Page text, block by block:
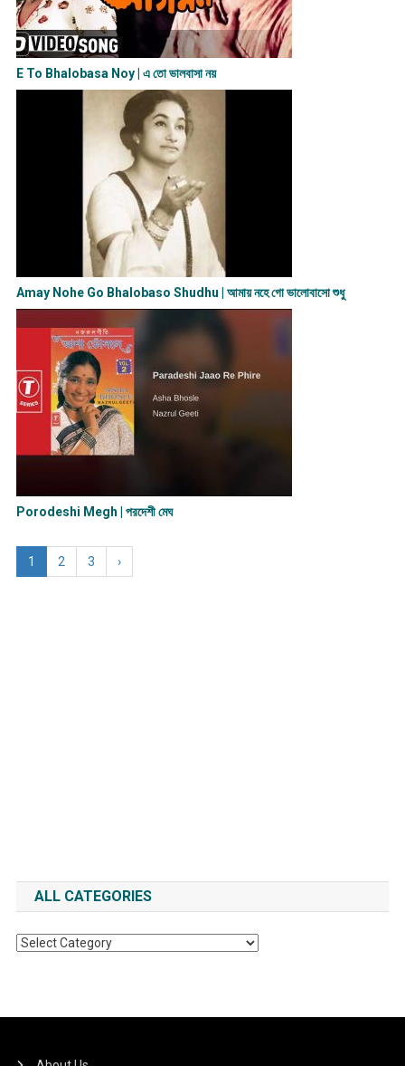
E To Bhalobasa Noy | এ তো ভালবাসা ন​য়
Amay Nohe Go Bhalobaso Shudhu | আমায় নহে গো ভালোবাসো শুধু
Porodeshi Megh | পরদেশী মেঘ
1 2 3 ›
ALL CATEGORIES
All